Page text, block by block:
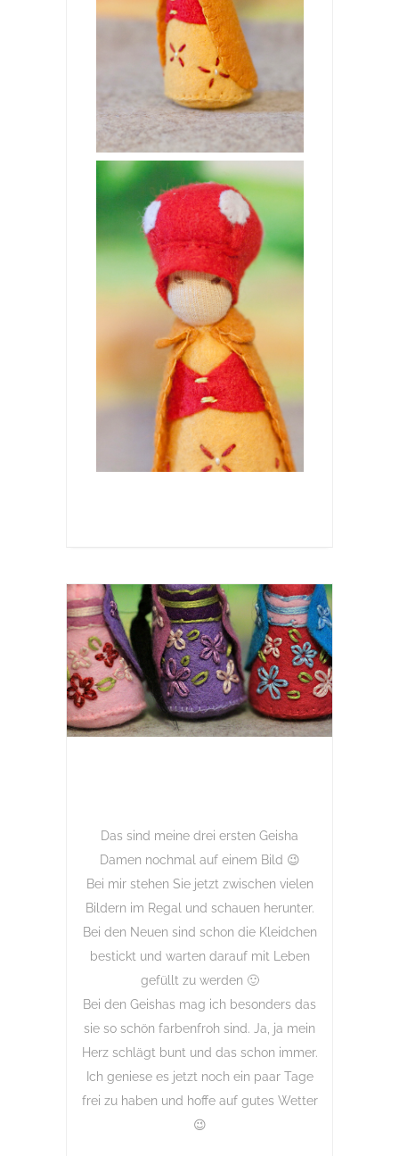
Das sind meine drei ersten Geisha
Damen nochmal auf einem Bild 😉
Bei mir stehen Sie jetzt zwischen vielen
Bildern im Regal und schauen herunter.
Bei den Neuen sind schon die Kleidchen
bestickt und warten darauf mit Leben
gefüllt zu werden 🙂
Bei den Geishas mag ich besonders das
sie so schön farbenfroh sind. Ja, ja mein
Herz schlägt bunt und das schon immer.
Ich geniese es jetzt noch ein paar Tage
frei zu haben und hoffe auf gutes Wetter
😉